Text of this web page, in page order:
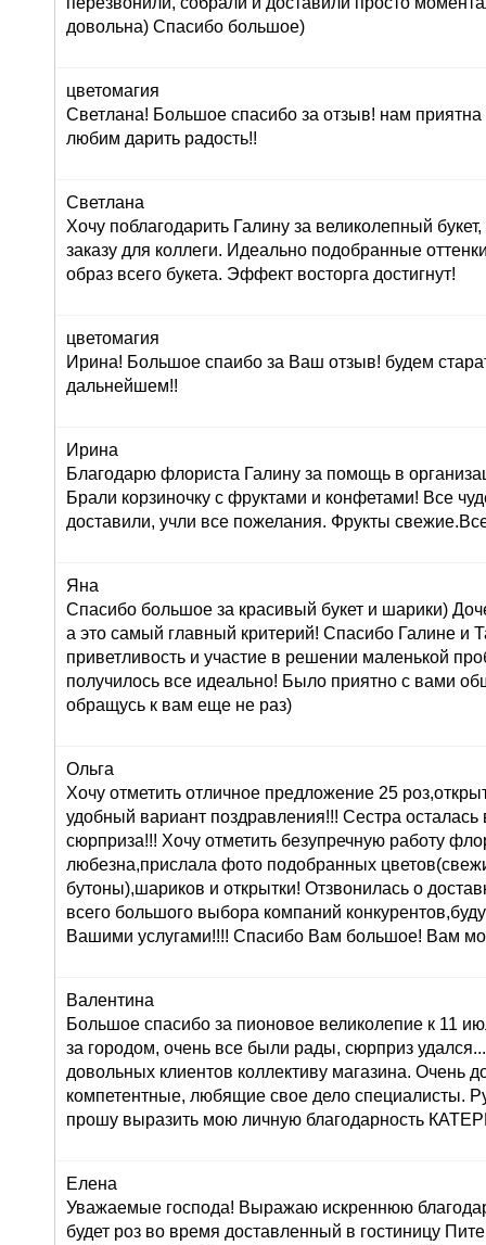
довольна) Спасибо большое)
цветомагия
Светлана! Большое спасибо за отзыв! нам
любим дарить радость!!
Светлана
Хочу поблагодарить Галину за великолепный
заказу для коллеги. Идеально подобранные
образ всего букета. Эффект восторга достигнут!
цветомагия
Ирина! Большое спаибо за Ваш отзыв! будем
дальнейшем!!
Ирина
Благодарю флориста Галину за помощь в
Брали корзиночку с фруктами и конфетами! Все
доставили, учли все пожелания. Фрукты
Яна
Спасибо большое за красивый букет и шарики)
а это самый главный критерий! Спасибо Галине и
приветливость и участие в решении маленькой
получилось все идеально! Было приятно с вами
обращусь к вам еще не раз)
Ольга
Хочу отметить отличное предложение 25
удобный вариант поздравления!!! Сестра осталась
сюрприза!!! Хочу отметить безупречную работу
любезна,прислала фото подобранных
бутоны),шариков и открытки! Отзвонилась о
всего большого выбора компаний
Вашими услугами!!!! Спасибо Вам большое! Вам
Валентина
Большое спасибо за пионовое великолепие к 11
за городом, очень все были рады, сюрприз
довольных клиентов коллективу магазина. Очень
компетентные, любящие свое дело специалисты.
прошу выразить мою личную благодарность
Елена
Уважаемые господа! Выражаю искреннюю
будет роз во время доставленный в гостиницу